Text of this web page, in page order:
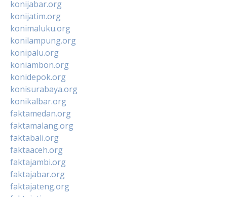
konijabar.org
konijatim.org
konimaluku.org
konilampung.org
konipalu.org
koniambon.org
konidepok.org
konisurabaya.org
konikalbar.org
faktamedan.org
faktamalang.org
faktabali.org
faktaaceh.org
faktajambi.org
faktajabar.org
faktajateng.org